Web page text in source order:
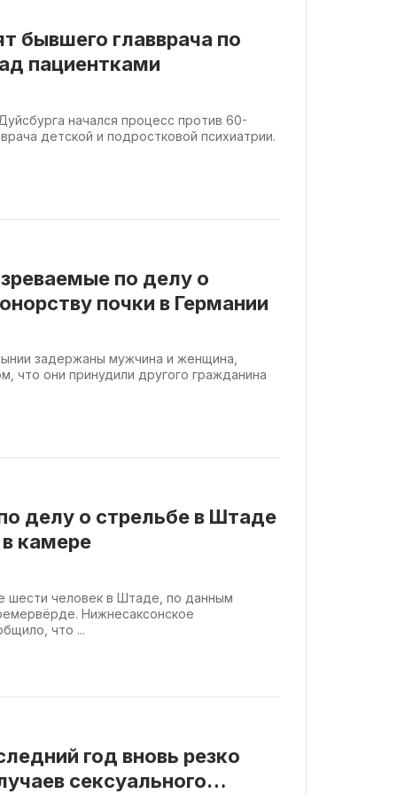
бывшего главврача по
пациентками
начался процесс против 60-
детской и подростковой психиатрии.
по делу о
почки в Германии
задержаны мужчина и женщина,
что они принудили другого гражданина
делу о стрельбе в Штаде
камере
шести человек в Штаде, по данным
Нижнесаксонское
что ...
год вновь резко
сексуального